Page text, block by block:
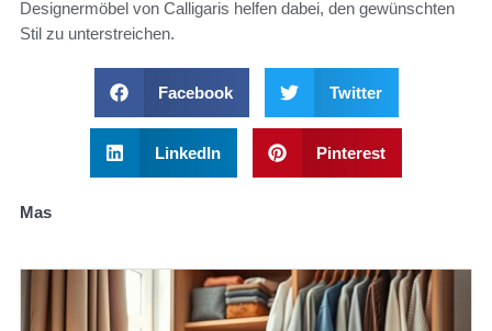
Designermöbel von Calligaris helfen dabei, den gewünschten
Stil zu unterstreichen.
Facebook Twitter
LinkedIn Pinterest
Mas